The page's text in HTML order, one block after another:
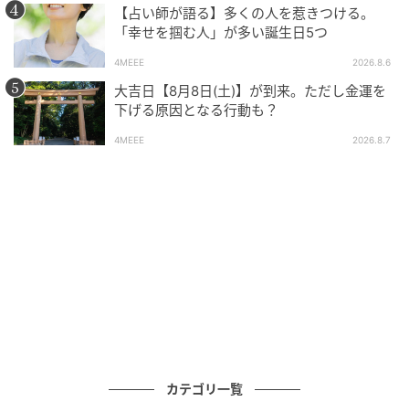
は、ネットワークを活かした仕事が順調に進み、人脈
が広がります。自分の才能を仕事に活かせるようにな
れば、収入にも直結して喜びを感じられそう。交渉や
営業活動でも大きな成果を手にできるでしょう。
●ラッキーデー／1月13日、5月3日
【占い師が語る】多くの人を惹きつける。
「幸せを掴む人」が多い誕生日5つ
4MEEE 2026.8.6
大吉日【8月8日(土)】が到来。ただし金運を
下げる原因となる行動も？
4MEEE 2026.8.7
カテゴリ一覧